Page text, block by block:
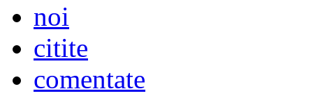
noi
citite
comentate